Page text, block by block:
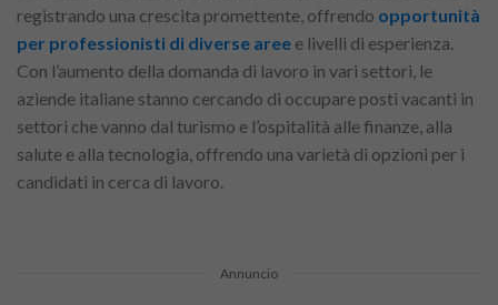
registrando una crescita promettente, offrendo opportunità
per professionisti di diverse aree e livelli di esperienza.
Con l’aumento della domanda di lavoro in vari settori, le
aziende italiane stanno cercando di occupare posti vacanti in
settori che vanno dal turismo e l’ospitalità alle finanze, alla
salute e alla tecnologia, offrendo una varietà di opzioni per i
candidati in cerca di lavoro.
Annuncio